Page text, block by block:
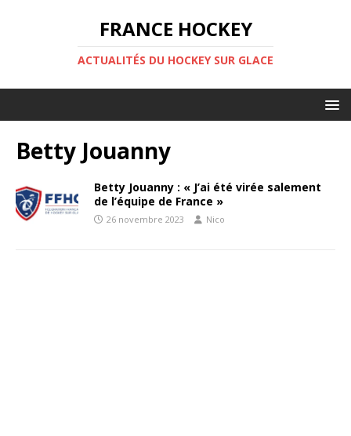
FRANCE HOCKEY
ACTUALITÉS DU HOCKEY SUR GLACE
Betty Jouanny
Betty Jouanny : « J’ai été virée salement
de l’équipe de France »
26 novembre 2023 Nico